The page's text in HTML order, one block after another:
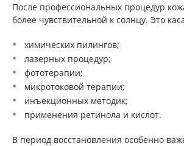
После профессиональных процедур
более чувствительной к солнцу. Это
химических пилингов;
лазерных процедур;
фототерапии;
микротоковой терапии;
инъекционных методик;
применения ретинола и кислот.
В период восстановления особенно